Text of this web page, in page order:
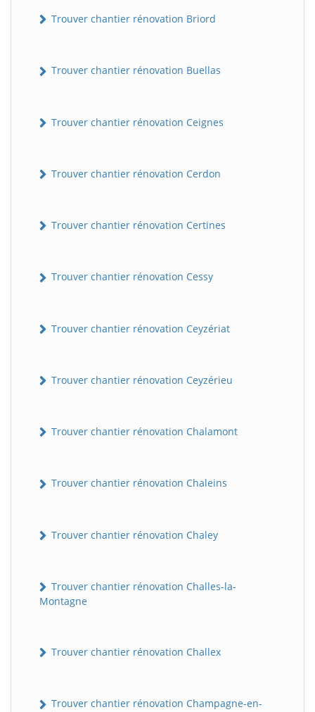
Trouver chantier rénovation Briord
Trouver chantier rénovation Buellas
Trouver chantier rénovation Ceignes
Trouver chantier rénovation Cerdon
Trouver chantier rénovation Certines
Trouver chantier rénovation Cessy
Trouver chantier rénovation Ceyzériat
Trouver chantier rénovation Ceyzérieu
Trouver chantier rénovation Chalamont
Trouver chantier rénovation Chaleins
Trouver chantier rénovation Chaley
Trouver chantier rénovation Challes-la-
Montagne
Trouver chantier rénovation Challex
Trouver chantier rénovation Champagne-en-